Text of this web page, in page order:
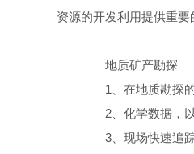
资源的开发利用提供重要
地质矿产勘探
1、在地质勘探的
2、化学数据，以
3、现场快速追踪